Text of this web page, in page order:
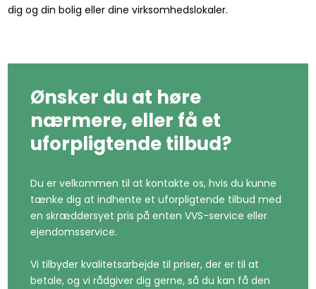
dig og din bolig eller dine virksomhedslokaler.
Ønsker du at høre
nærmere, eller få et
uforpligtende tilbud?
Du er velkommen til at kontakte os, hvis du kunne
tænke dig at indhente et uforpligtende tilbud med
en skræddersyet pris på enten VVS-service eller
ejendomsservice.
Vi tilbyder kvalitetsarbejde til priser, der er til at
betale, og vi rådgiver dig gerne, så du kan få den